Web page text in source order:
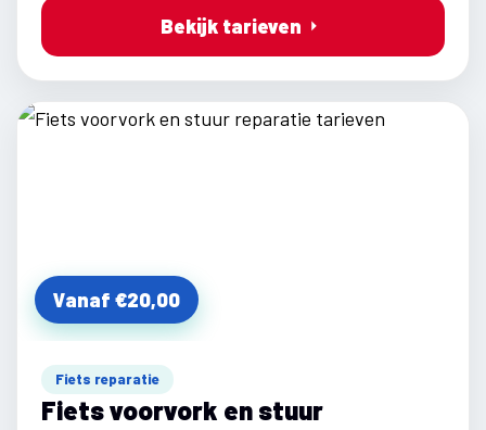
Bekijk tarieven
Vanaf €20,00
Fiets reparatie
Fiets voorvork en stuur